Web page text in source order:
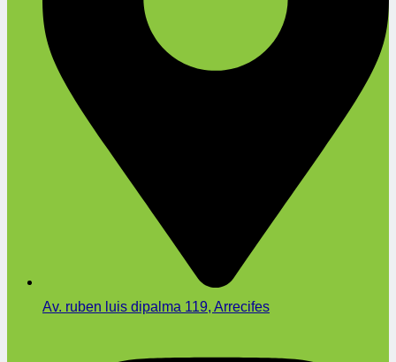
Av. ruben luis dipalma 119, Arrecifes